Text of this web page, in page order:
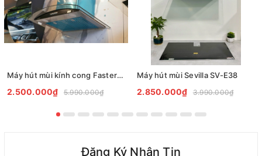
Máy hút mùi kính cong Faster FS H88 Plus
2.500.000₫ 5.990.000₫
Máy hút mùi Sevilla SV-E38
2.850.000₫ 3.990.000₫
Đăng Ký Nhận Tin